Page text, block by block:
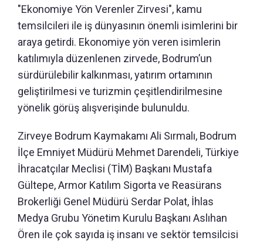
"Ekonomiye Yön Verenler Zirvesi", kamu
temsilcileri ile iş dünyasının önemli isimlerini bir
araya getirdi. Ekonomiye yön veren isimlerin
katılımıyla düzenlenen zirvede, Bodrum’un
sürdürülebilir kalkınması, yatırım ortamının
geliştirilmesi ve turizmin çeşitlendirilmesine
yönelik görüş alışverişinde bulunuldu.
Zirveye Bodrum Kaymakamı Ali Sırmalı, Bodrum
İlçe Emniyet Müdürü Mehmet Darendeli, Türkiye
İhracatçılar Meclisi (TİM) Başkanı Mustafa
Gültepe, Armor Katılım Sigorta ve Reasürans
Brokerliği Genel Müdürü Serdar Polat, İhlas
Medya Grubu Yönetim Kurulu Başkanı Aslıhan
Ören ile çok sayıda iş insanı ve sektör temsilcisi